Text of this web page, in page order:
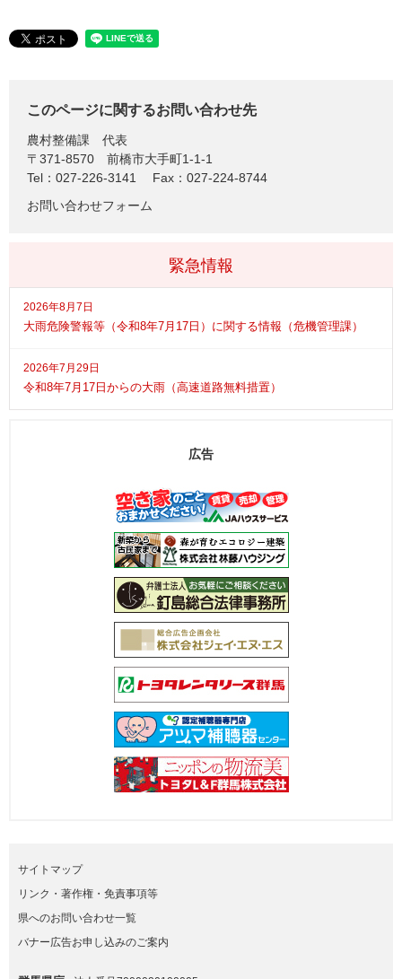
このページに関するお問い合わせ先
農村整備課
代表
〒371-8570
前橋市大手町1-1-1
Tel：027-226-3141
Fax：027-224-8744
お問い合わせフォーム
緊急情報
2026年8月7日
大雨危険警報等（令和8年7月17日）に関する情報（危機管理課）
2026年7月29日
令和8年7月17日からの大雨（高速道路無料措置）
広告
サイトマップ
リンク・著作権・免責事項等
県へのお問い合わせ一覧
バナー広告お申し込みのご案内